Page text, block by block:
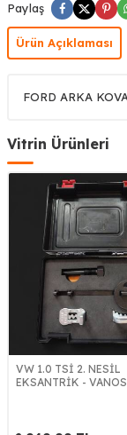
Paylaş
Ürün Açıklaması
FORD ARKA
Vitrin Ürünleri
VW 1.0 TSİ 2. NESİL
EKSANTRİK -